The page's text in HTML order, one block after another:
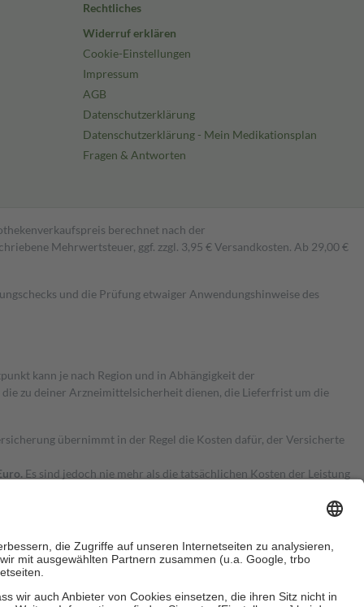
Rechtliches
Widerruf erklären
Cookie-Einstellungen
Impressum
AGB
Datenschutzerklärung
Datenschutzerklärung - Mein Medikationsplan
Fragen & Antworten
berechnet nach der
Mehrwertsteuer, ggf. zzgl. 3,95 € Versandkosten. Ab 29,00 €
und die Prüfung etwaiger Anwendungshinweise des
kann je nach Region und in Abhängigkeit der
zu deiner Arzneimittelsicherheit dienen, die Lieferfrist um die
übernimmt in der Regel die Kosten dafür, der Versicherte
Es sind jedoch nie mehr als die tatsächlichen Kosten der Leistung
Zuzahlungen an bei: